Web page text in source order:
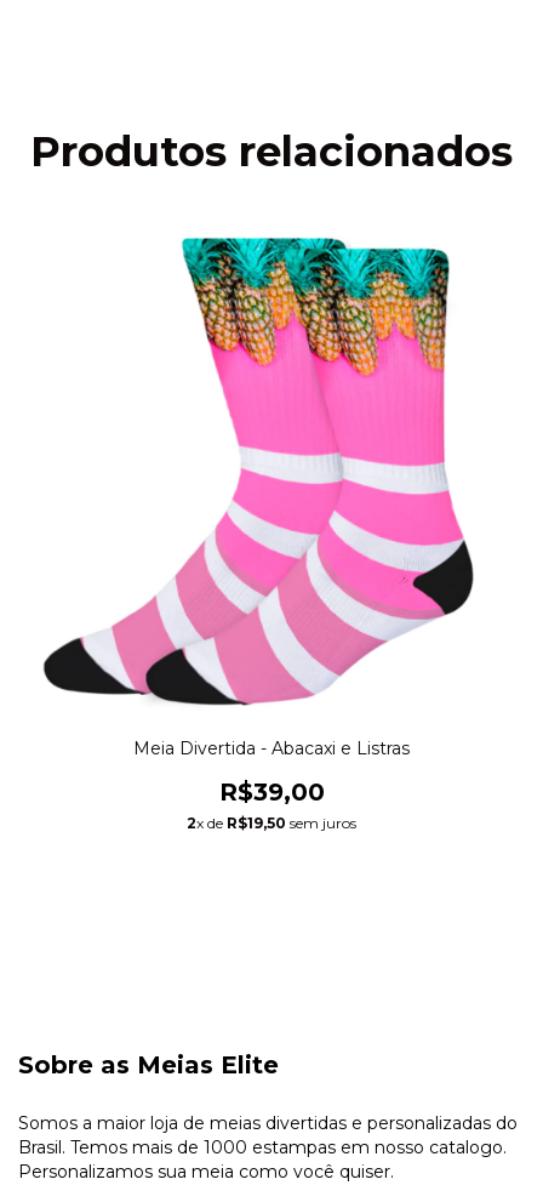
Produtos relacionados
Meia Divertida - Abacaxi e Listras
R$39,00
2x de R$19,50 sem juros
Sobre as Meias Elite
Somos a maior loja de meias divertidas e personalizadas do
Brasil. Temos mais de 1000 estampas em nosso catalogo.
Personalizamos sua meia como você quiser.